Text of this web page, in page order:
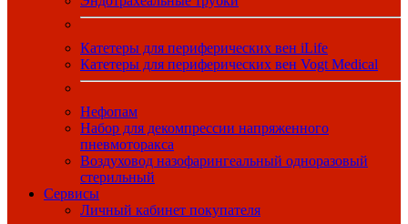
Катетеры для периферических вен iLife
Катетеры для периферических вен Vogt Medical
Нефопам
Набор для декомпрессии напряженного
пневмоторакса
Воздуховод назофарингеальный одноразовый
стерильный
Сервисы
Личный кабинет покупателя